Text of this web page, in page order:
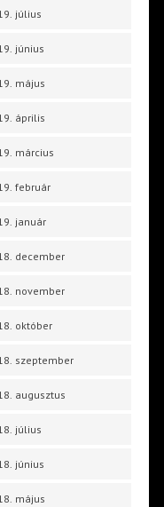
július
június
május
április
március
február
január
december
november
október
szeptember
augusztus
július
június
május